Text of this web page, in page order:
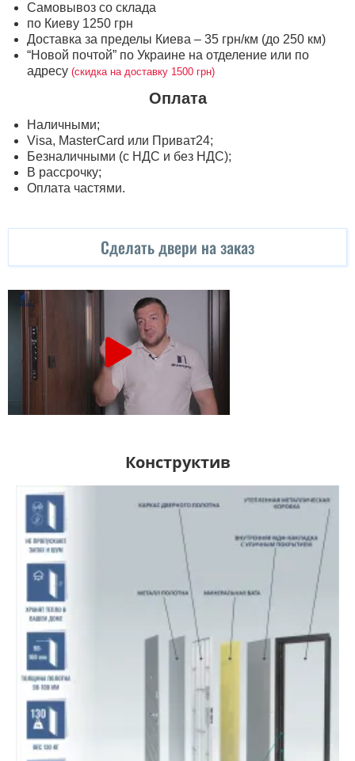
Самовывоз со склада
по Киеву 1250 грн
Доставка за пределы Киева – 35 грн/км (до 250 км)
“Новой почтой” по Украине на отделение или по
адресу (скидка на доставку 1500 грн)
Оплата
Наличными;
Visa, MasterСard или Приват24;
Безналичными (с НДС и без НДС);
В рассрочку;
Оплата частями.
Сделать двери на заказ
Конструктив